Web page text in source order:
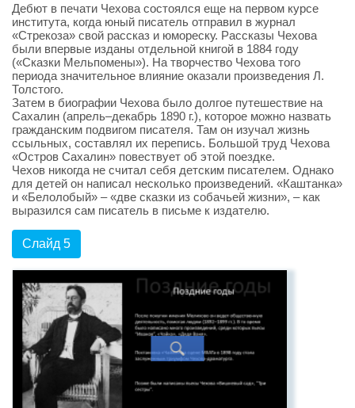
Дебют в печати Чехова состоялся еще на первом курсе
института, когда юный писатель отправил в журнал
«Стрекоза» свой рассказ и юмореску. Рассказы Чехова
были впервые изданы отдельной книгой в 1884 году
(«Сказки Мельпомены»). На творчество Чехова того
периода значительное влияние оказали произведения Л.
Толстого.
Затем в биографии Чехова было долгое путешествие на
Сахалин (апрель–декабрь 1890 г.), которое можно назвать
гражданским подвигом писателя. Там он изучал жизнь
ссыльных, составлял их перепись. Большой труд Чехова
«Остров Сахалин» повествует об этой поездке.
Чехов никогда не считал себя детским писателем. Однако
для детей он написал несколько произведений. «Каштанка»
и «Белолобый» – «две сказки из собачьей жизни», – как
выразился сам писатель в письме к издателю.
Слайд 5